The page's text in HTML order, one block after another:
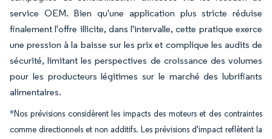
service OEM. Bien qu'une application plus stricte réduise
finalement l'offre illicite, dans l'intervalle, cette pratique exerce
une pression à la baisse sur les prix et complique les audits de
sécurité, limitant les perspectives de croissance des volumes
pour les producteurs légitimes sur le marché des lubrifiants
alimentaires.
*Nos prévisions considèrent les impacts des moteurs et des contraintes
comme directionnels et non additifs. Les prévisions d'impact reflètent la